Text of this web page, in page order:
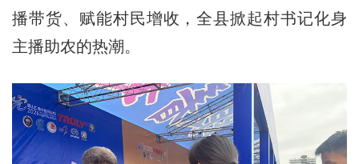
播带货、赋能村民增收，全县掀起村书记化身
主播助农的热潮。